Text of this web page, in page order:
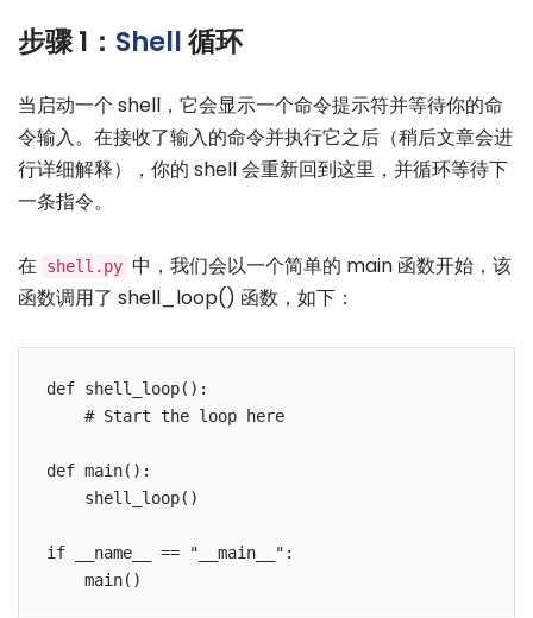
步骤 1： Shell循环
当启动一个 shell，它会显示一个命令提示符并等待你的命
令输入。在接收了输入的命令并执行它之后（稍后文章会进
行详细解释），你的 shell 会重新回到这里，并循环等待下
一条指令。
在 shell.py 中，我们会以一个简单的 main 函数开始，该
函数调用了 shell_loop() 函数，如下：
def shell_loop():
    # Start the loop here
def main():
    shell_loop()
if __name__ == "__main__":